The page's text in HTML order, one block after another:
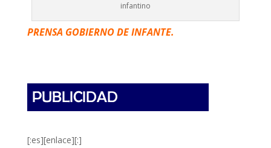
infantino
PRENSA GOBIERNO DE INFANTE.
[:es][enlace][:]